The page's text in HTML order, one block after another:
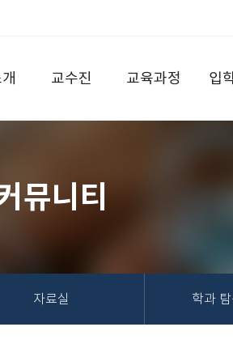
교수진 교육과정 입
뮤니티
자료실 학과